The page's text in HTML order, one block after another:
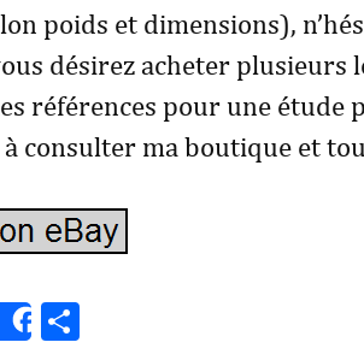
poids et dimensions),
désirez acheter plusieurs
références pour une étude
à consulter ma boutique et
Share